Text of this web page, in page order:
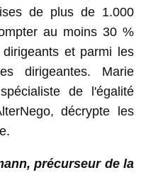
de plus de 1.000
au moins 30 %
et parmi les
dirigeantes. Marie
de l'égalité
décrypte les
précurseur de la